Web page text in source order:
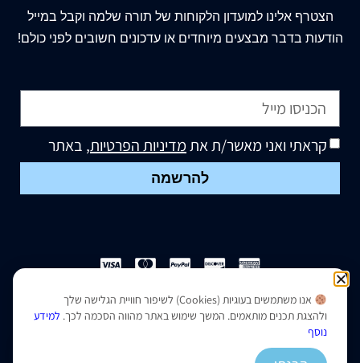
הצטרף אלינו למועדון הלקוחות של תורה שלמה וקבל במייל
הודעות בדבר מבצעים מיוחדים או עדכונים חשובים לפני כולם!
קראתי ואני מאשר/ת אתמדיניות הפרטיות, באתר
להרשמה
הצהרת נגישות|מדיניות פרטיות
נבנה ועוצב על ידי –
אנו משתמשים בעוגיות (Cookies) לשיפור חוויית הגלישה שלך
ולהצגת תכנים מותאמים. המשך שימוש באתר מהווה הסכמה לכך. למידע
נוסף